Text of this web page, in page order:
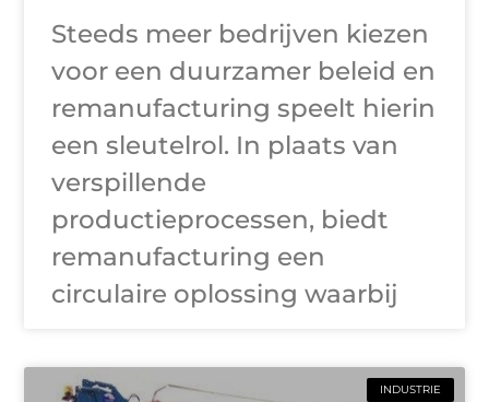
Steeds meer bedrijven kiezen
voor een duurzamer beleid en
remanufacturing speelt hierin
een sleutelrol. In plaats van
verspillende
productieprocessen, biedt
remanufacturing een
circulaire oplossing waarbij
INDUSTRIE